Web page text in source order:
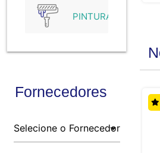
PINTURA
Fornecedores